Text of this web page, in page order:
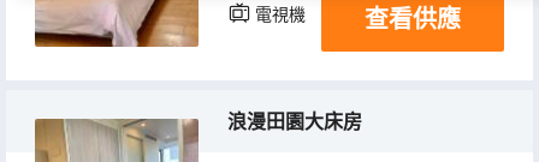
電視機 查看供應
浪漫田園大床房